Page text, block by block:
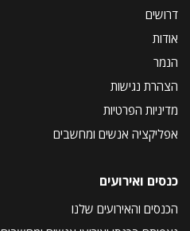
דרושים
אודות
הנמר
הצהרת נגישות
מדיניות הפרטיות
אפליקציה אנשים ומחשבים
כנסים ואירועים
הכנסים והאירועים שלנו